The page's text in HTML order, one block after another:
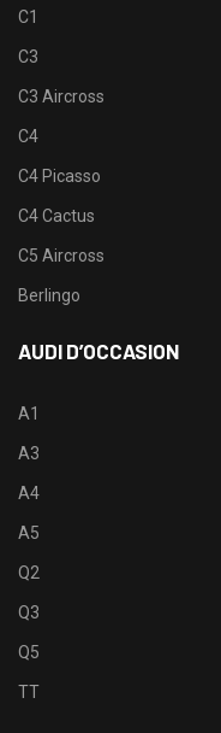
C1
C3
C3 Aircross
C4
C4 Picasso
C4 Cactus
C5 Aircross
Berlingo
AUDI D’OCCASION
A1
A3
A4
A5
Q2
Q3
Q5
TT